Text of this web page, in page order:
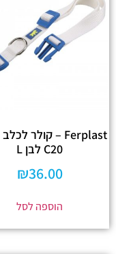
C20 לבן L
₪36.00
הוספה לסל